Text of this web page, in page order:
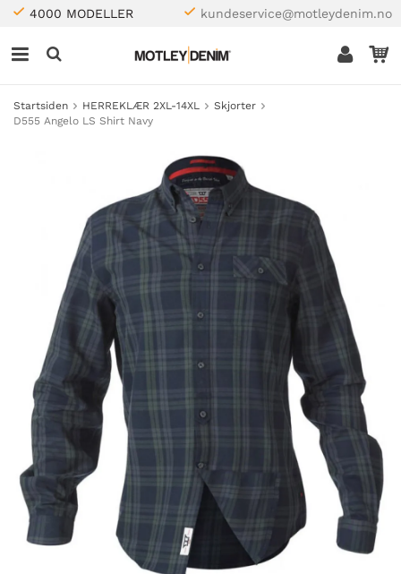
4000 MODELLER kundeservice@motleydenim.no
Startsiden HERREKLÆR 2XL-14XL
Skjorter
D555 Angelo LS Shirt Navy